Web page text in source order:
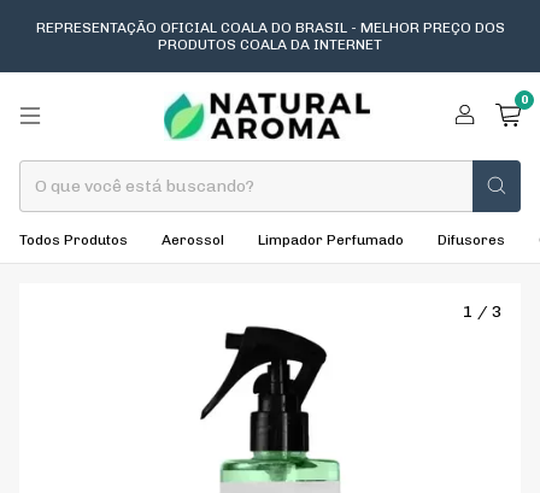
REPRESENTAÇÃO OFICIAL COALA DO BRASIL - MELHOR PREÇO DOS
PRODUTOS COALA DA INTERNET
0
Todos Produtos Aerossol Limpador Perfumado Difusores
1 / 3